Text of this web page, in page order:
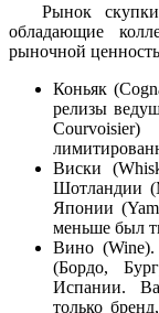
Рынок
обладающие
рыночной
Коньяк
релизы
Виски
Шотландии
Японии
меньше был
Вино
(Бордо,
Испании.
только